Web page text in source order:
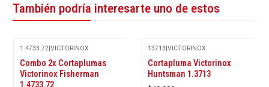
También podría interesarte uno de estos
1.4733.72|VICTORINOX
Combo 2x Cortaplumas
Victorinox Fisherman
1.4733.72
13713|VICTORINOX
Cortapluma Victorinox
Huntsman 1.3713